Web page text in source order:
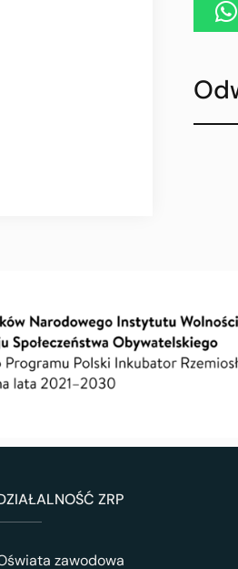
ZRP
zawodowa